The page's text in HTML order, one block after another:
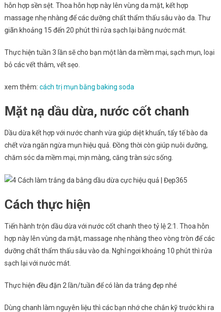
hỗn hợp sền sệt. Thoa hỗn hợp này lên vùng da mặt, kết hợp
massage nhẹ nhàng để các dưỡng chất thẩm thấu sâu vào da. Thư
giãn khoảng 15 đến 20 phút thì rửa sạch lại bằng nước mát.
Thực hiện tuần 3 lần sẽ cho bạn một làn da mềm mại, sạch mụn, loại
bỏ các vết thâm, vết sẹo.
xem thêm: cách trị mụn bằng baking soda
Mặt nạ dầu dừa, nước cốt chanh
Dầu dừa kết hợp với nước chanh vừa giúp diệt khuẩn, tẩy tế bào da
chết vừa ngăn ngừa mụn hiệu quả. Đồng thời còn giúp nuôi dưỡng,
chăm sóc da mềm mại, mịn màng, căng tràn sức sống.
Cách thực hiện
Tiến hành trộn dầu dừa với nước cốt chanh theo tỷ lệ 2:1. Thoa hỗn
hợp này lên vùng da mặt, massage nhẹ nhàng theo vòng tròn để các
dưỡng chất thẩm thấu sâu vào da. Nghỉ ngơi khoảng 10 phút thì rửa
sạch lại với nước mát.
Thực hiện đều đặn 2 lần/tuần để có làn da trắng đẹp nhé
Dùng chanh làm nguyên liệu thì các bạn nhớ che chắn kỹ trước khi ra